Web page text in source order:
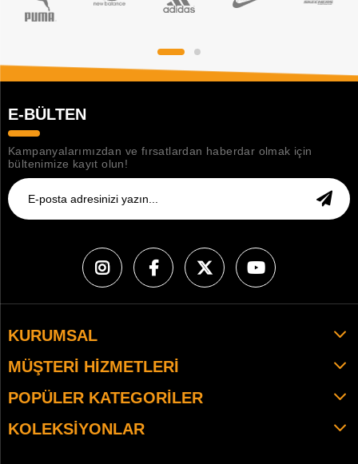
E-BÜLTEN
Kampanyalarımızdan ve fırsatlardan haberdar olmak için
bültenimize kayıt olun!
KURUMSAL
MÜŞTERI HIZMETLERI
POPÜLER KATEGORILER
KOLEKSIYONLAR